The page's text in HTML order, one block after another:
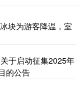
块为游客降温，室
于启动征集2025年
的公告